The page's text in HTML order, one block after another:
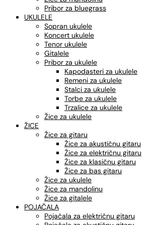
Pribor za bluegrass
UKULELE
Sopran ukulele
Koncert ukulele
Tenor ukulele
Gitalele
Pribor za ukulele
Kapodasteri za ukulele
Remeni za ukulele
Stalci za ukulele
Torbe za ukulele
Trzalice za ukulele
Žice za ukulele
ŽICE
Žice za gitaru
Žice za akustičnu gitaru
Žice za električnu gitaru
Žice za klasičnu gitaru
Žice za bas gitaru
Žice za ukulele
Žice za mandolinu
Žice za gitalele
POJAČALA
Pojačala za električnu gitaru